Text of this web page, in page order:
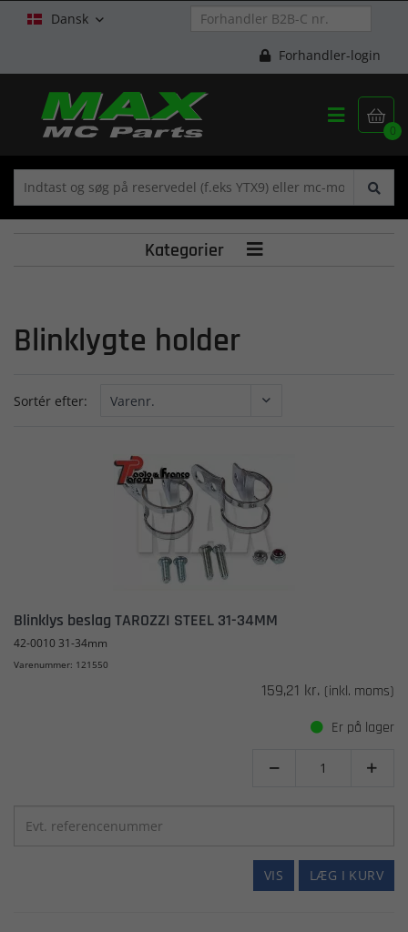
Dansk 
Forhandler-login

0

Kategorier 
Blinklygte holder
Sortér efter:
Blinklys beslag TAROZZI STEEL 31-34MM
42-0010 31-34mm
Varenummer: 121550
159,21 kr. (inkl. moms)
Er på lager
 
LÆG I KURV
VIS